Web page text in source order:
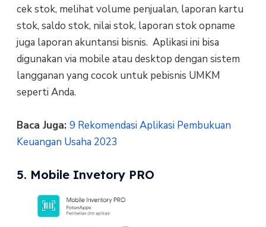
cek stok, melihat volume penjualan, laporan kartu
stok, saldo stok, nilai stok, laporan stok opname
juga laporan akuntansi bisnis. Aplikasi ini bisa
digunakan via mobile atau desktop dengan sistem
langganan yang cocok untuk pebisnis UMKM
seperti Anda.
Baca Juga: 9 Rekomendasi Aplikasi Pembukuan
Keuangan Usaha 2023
5. Mobile Invetory PRO